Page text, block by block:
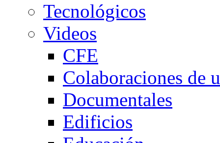
Tecnológicos
Videos
CFE
Colaboraciones de
Documentales
Edificios